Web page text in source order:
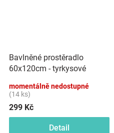
Bavlněné prostěradlo
60x120cm - tyrkysové
momentálně nedostupné
(14 ks)
299 Kč
Detail